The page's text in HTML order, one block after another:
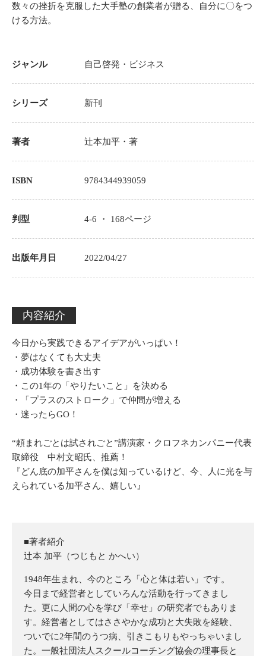
数々の挫折を克服した大手塾の創業者が贈る、自分に〇をつ
ける方法。
ジャンル 自己啓発・ビジネス
シリーズ 新刊
著者 辻本加平 ・著
ISBN 9784344939059
判型 4-6 ・ 168ページ
出版年月日 2022/04/27
内容紹介
今日から実践できるアイデアがいっぱい！
・夢はなくても大丈夫
・成功体験を書き出す
・この1年の「やりたいこと」を決める
・「プラスのストローク」で仲間が増える
・迷ったらGO！
“頼まれごとは試されごと”講演家・クロフネカンパニー代表
取締役 中村文昭氏、推薦！
『どん底の加平さんを僕は知っているけど、今、人に光を与
えられている加平さん、嬉しい』
■著者紹介
辻本 加平（つじもと かへい）
1948年生まれ、今のところ「心と体は若い」です。
今日まで経営者としていろんな活動を行ってきまし
た。更に人間の心を学び「幸せ」の研究者でもありま
す。経営者としてはささやかな成功と大失敗を経験、
ついでに2年間のうつ病、引きこもりもやっちゃいまし
た。一般社団法人スクールコーチング協会の理事長と